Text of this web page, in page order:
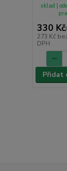
330 Kč/
273 Kč
DPH
sklad |
Přidat